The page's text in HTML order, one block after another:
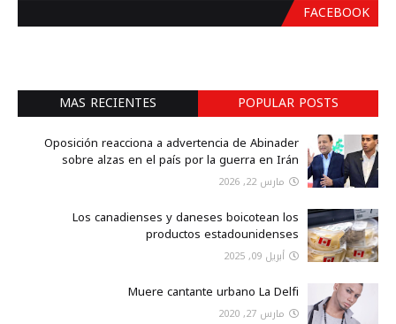
FACEBOOK
POPULAR POSTS
MAS RECIENTES
Oposición reacciona a advertencia de Abinader
sobre alzas en el país por la guerra en Irán
مارس 22, 2026
Los canadienses y daneses boicotean los
productos estadounidenses
أبريل 09, 2025
Muere cantante urbano La Delfi
مارس 27, 2020